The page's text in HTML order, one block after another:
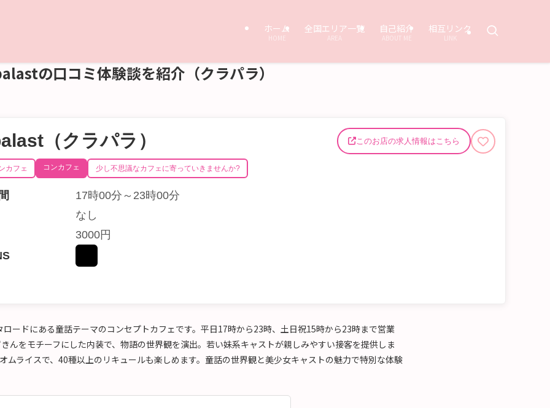
ホーム
HOME
全国エリア一覧
AREA
自己紹介
ABOUT ME
相互リンク
LINK
の口コミ体験談を紹介（クラパラ）
（クラパラ）
カフェ コンカフェ 少し不思議なカフェに寄っていきませんか?
17時00分～23時00分
なし
3000円
このお店の求人情報はこちら
ードにある童話テーマのコンセプトカフェです。平日17時から23時、土日祝15時から23時まで営業
んをモチーフにした内装で、物語の世界観を演出。若い妹系キャストが親しみやすい接客を提供しま
ムライスで、40種以上のリキュールも楽しめます。童話の世界観と美少女キャストの魅力で特別な体験